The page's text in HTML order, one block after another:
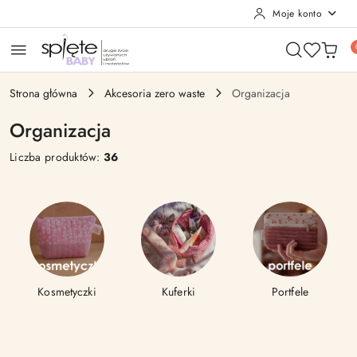
Moje konto
Strona główna Akcesoria zero waste Organizacja
Organizacja
Liczba produktów:36
Kosmetyczki Kuferki Portfele